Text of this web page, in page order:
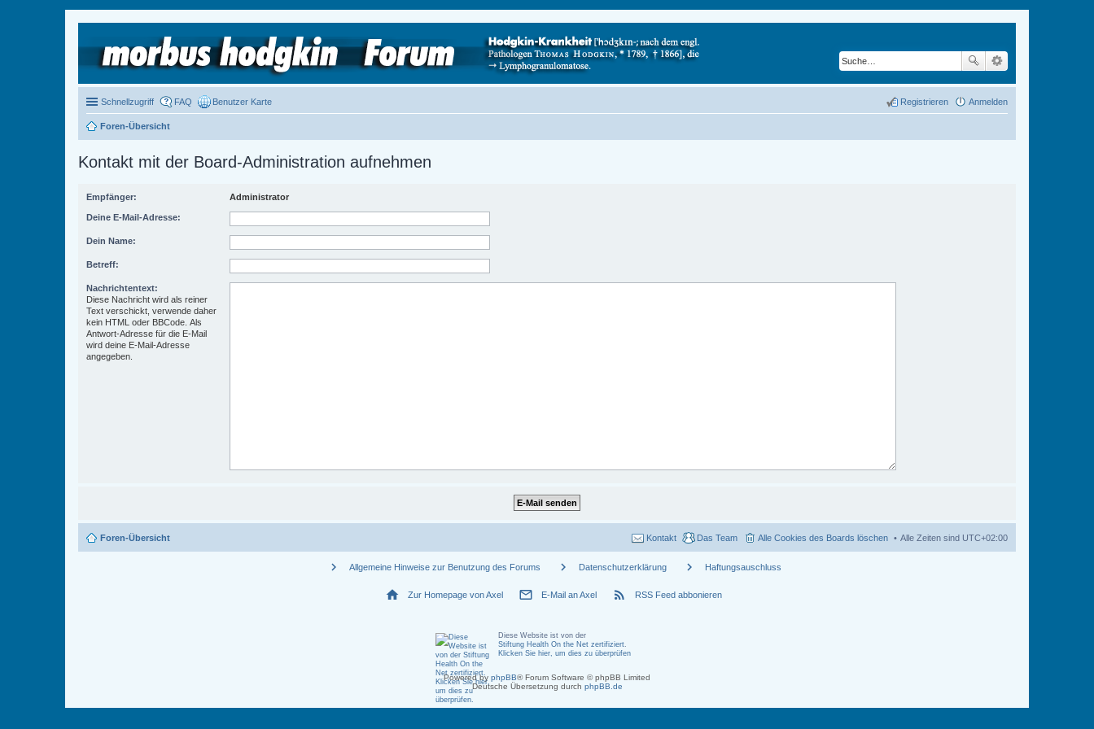
Schnellzugriff FAQ Benutzer Karte Anmelden
Registrieren
Foren-Übersicht
Kontakt mit der Board-Administration aufnehmen
Empfänger: Administrator
Deine E-Mail-Adresse:
Dein Name:
Betreff:
Nachrichtentext:
Diese Nachricht wird als reiner
Text verschickt, verwende daher
kein HTML oder BBCode. Als
Antwort-Adresse für die E-Mail
wird deine E-Mail-Adresse
angegeben.
Foren-Übersicht Alle Zeiten sind UTC+02:00
Alle Cookies des Boards löschen
Das Team
Kontakt
chevron_right Allgemeine Hinweise zur Benutzung des Forums chevron_right Datenschutzerklärung chevron_right Haftungsauschluss
home Zur Homepage von Axel mail_outline E-Mail an Axel rss_feed RSS Feed abbonieren
Diese Website ist von der
Stiftung Health On the Net zertifiziert.
Klicken Sie hier, um dies zu überprüfen
Powered by phpBB® Forum Software © phpBB Limited
Deutsche Übersetzung durch phpBB.de